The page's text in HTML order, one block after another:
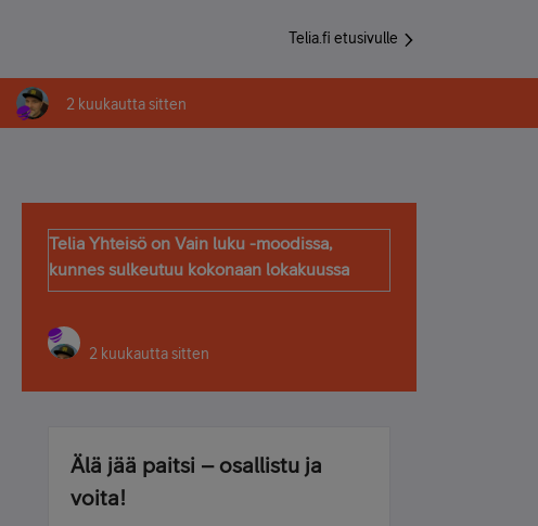
Telia.fi etusivulle
2 kuukautta sitten
Telia Yhteisö on Vain luku -moodissa,
kunnes sulkeutuu kokonaan lokakuussa
2 kuukautta sitten
Älä jää paitsi – osallistu ja
voita!